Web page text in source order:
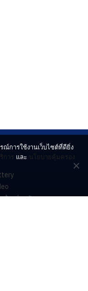
ด้วยช่วยกัน
ณ์การใช้งานเว็บไซต์ที่ดียิ่ง
การ และ นโยบายคุ้มครอง